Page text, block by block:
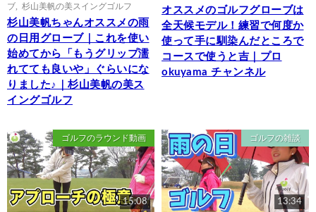
ブ
杉山美帆の美スイングゴルフ
杉山美帆ちゃんオススメの雨
の日用グローブ｜これを使い
始めてから「もうグリップ濡
れてても良いや」ぐらいにな
りました♪｜杉山美帆の美ス
イングゴルフ
オススメのゴルフグローブは
全天候モデル！練習で何度か
使って手に馴染んだところで
コースで使うと吉｜プロ
okuyama チャンネル
ゴルフのラウンド動画
15:08
ゴルフの雑談
13:34